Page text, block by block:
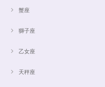
蟹座
獅子座
乙女座
天秤座